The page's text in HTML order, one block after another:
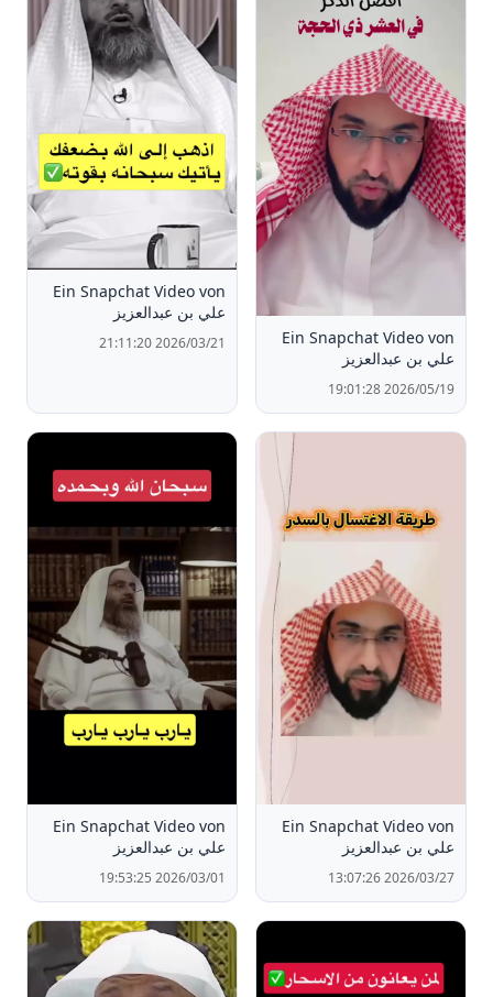
Ein Snapchat Video von
علي بن عبدالعزيز
2026/05/19 19:01:28
Ein Snapchat Video von
علي بن عبدالعزيز
2026/03/21 21:11:20
Ein Snapchat Video von
علي بن عبدالعزيز
2026/03/27 13:07:26
Ein Snapchat Video von
علي بن عبدالعزيز
2026/03/01 19:53:25